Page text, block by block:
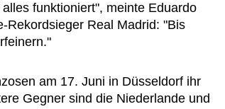
funktioniert", meinte Eduardo
Rekordsieger Real Madrid: "Bis
am 17. Juni in Düsseldorf ihr
Gegner sind die Niederlande und